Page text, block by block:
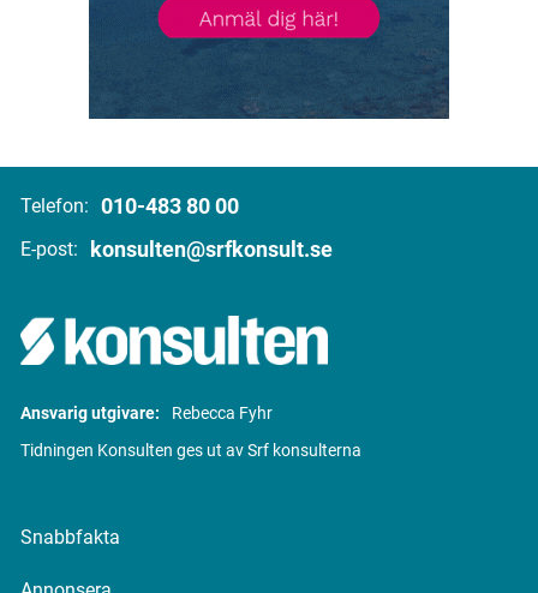
Telefon: 010-483 80 00
E-post: konsulten@srfkonsult.se
Ansvarig utgivare:
Rebecca Fyhr
Tidningen Konsulten ges ut av Srf konsulterna
Snabbfakta